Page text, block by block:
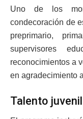
Uno de los
condecoración de
preprimario,
supervisores
reconocimientos a
en agradecimiento
Talento